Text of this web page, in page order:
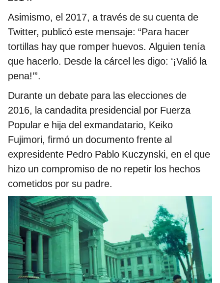
Asimismo, el 2017, a través de su cuenta de
Twitter, publicó este mensaje: “Para hacer
tortillas hay que romper huevos. Alguien tenía
que hacerlo. Desde la cárcel les digo: ‘¡Valió la
pena!’”.
Durante un debate para las elecciones de
2016, la candadita presidencial por Fuerza
Popular e hija del exmandatario, Keiko
Fujimori, firmó un documento frente al
expresidente Pedro Pablo Kuczynski, en el que
hizo un compromiso de no repetir los hechos
cometidos por su padre.